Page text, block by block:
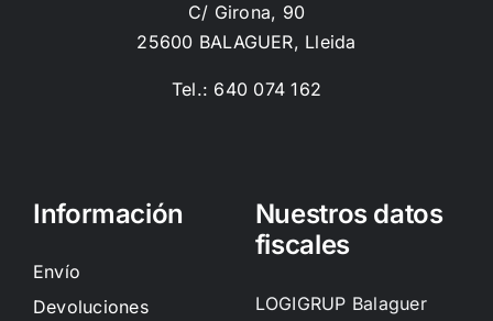
C/ Girona, 90
25600 BALAGUER, Lleida
Tel.: 640 074 162
Información
Envío
Devoluciones
Nuestros datos
fiscales
LOGIGRUP Balaguer